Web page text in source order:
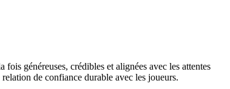
généreuses, crédibles et alignées avec les attentes
de confiance durable avec les joueurs.